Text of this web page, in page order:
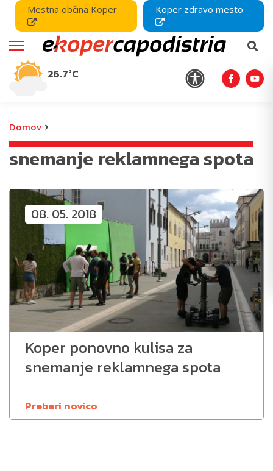
Mestna občina Koper Koper zdravo mesto
26.7°C
Domov ›
snemanje reklamnega spota
08. 05. 2018
Koper ponovno kulisa za
snemanje reklamnega spota
Preberi novico